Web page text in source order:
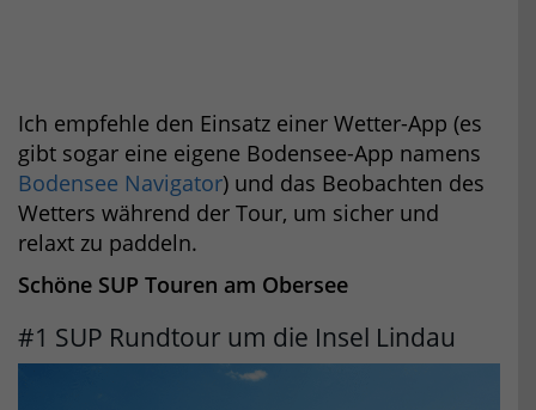
Ich empfehle den Einsatz einer Wetter-App (es
gibt sogar eine eigene Bodensee-App namens
Bodensee Navigator) und das Beobachten des
Wetters während der Tour, um sicher und
relaxt zu paddeln.
Schöne SUP Touren am Obersee
#1 SUP Rundtour um die Insel Lindau